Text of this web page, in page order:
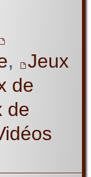
,
Jeux
de
de